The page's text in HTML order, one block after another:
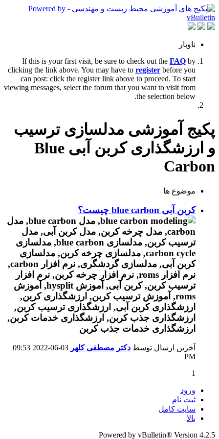
ناوبار
If this is your first visit, be sure to check out the FAQ by
clicking the link above. You may have to register before you
can post: click the register link above to proceed. To start
viewing messages, select the forum that you want to visit from
the selection below.
پکیج آموزشی مدلسازی ترسیب
و ارزشگذاری کربن آبی Blue
Carbon
موضوع ها
کربن آبی blue carbon چیست؟
آخرین ارسال توسط دکتر مصطفی کلهر
09:53
PM
1
ورود
ثبت نام
سایت کامل
بالا
Powered by vBulletin® Version 4.2.5